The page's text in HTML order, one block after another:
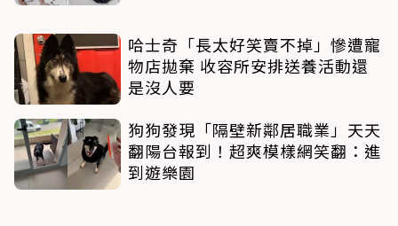
哈士奇「長太好笑賣不掉」慘遭寵
物店拋棄 收容所安排送養活動還
是沒人要
狗狗發現「隔壁新鄰居職業」天天
翻陽台報到！超爽模樣網笑翻：進
到遊樂園